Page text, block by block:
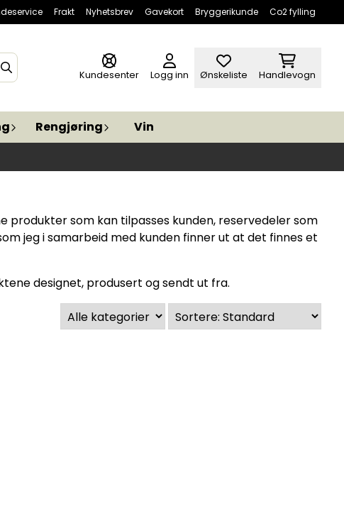
Frakt Nyhetsbrev Gavekort Bryggerikunde Co2 fylling
Kundesenter Logg inn Ønskeliste Handlevogn
Rengjøring Vin
produkter som kan tilpasses kunden, reservedeler som
jeg i samarbeid med kunden finner ut at det finnes et
designet, produsert og sendt ut fra.